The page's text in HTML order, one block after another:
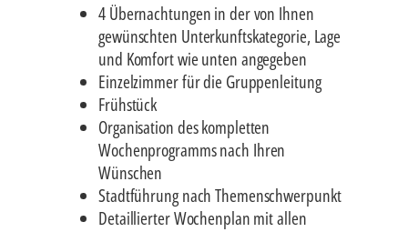
4 Übernachtungen in der von Ihnen
gewünschten Unterkunftskategorie, Lage
und Komfort wie unten angegeben
Einzelzimmer für die Gruppenleitung
Frühstück
Organisation des kompletten
Wochenprogramms nach Ihren
Wünschen
Stadtführung nach Themenschwerpunkt
Detaillierter Wochenplan mit allen